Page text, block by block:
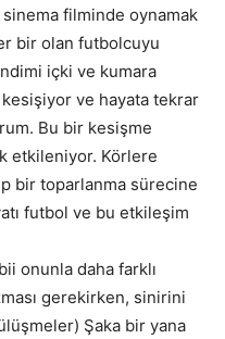
filminde oynamak
bir olan futbolcuyu
içki ve kumara
ve hayata tekrar
Bu bir kesişme
etkileniyor. Körlere
bir toparlanma sürecine
futbol ve bu etkileşim
onunla daha farklı
gerekirken, sinirini
Şaka bir yana